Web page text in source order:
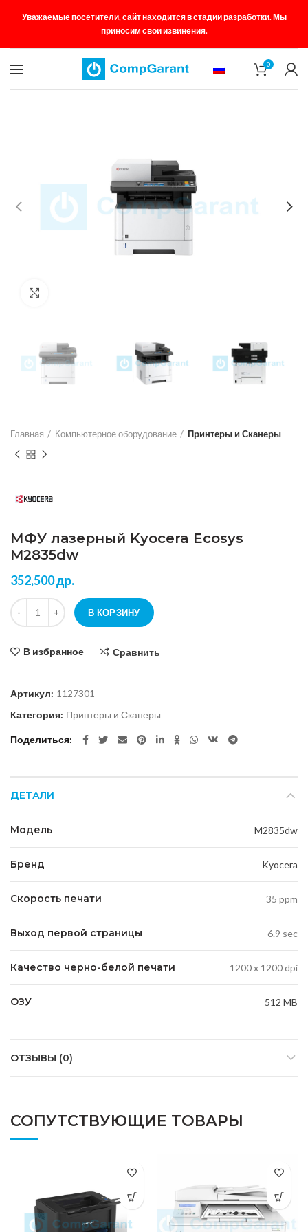
Уважаемые посетители, сайт находится в стадии разработки. Мы
приносим свои извинения.
0
Главная Компьютерное оборудование Принтеры и Сканеры
МФУ лазерный Kyocera Ecosys
M2835dw
352,500др.
Количество МФУ лазерный Kyocera Ecosys M2835dw
В КОРЗИНУ
В избранное Сравнить
Артикул: 1127301
Категория: Принтеры и Сканеры
Поделиться
ДЕТАЛИ
Модель M2835dw
Бренд Kyocera
Скорость печати 35 ppm
Выход первой страницы 6.9 sec
Качество черно-белой печати 1200 x 1200 dpi
ОЗУ 512 MB
ОТЗЫВЫ (0)
СОПУТСТВУЮЩИЕ ТОВАРЫ